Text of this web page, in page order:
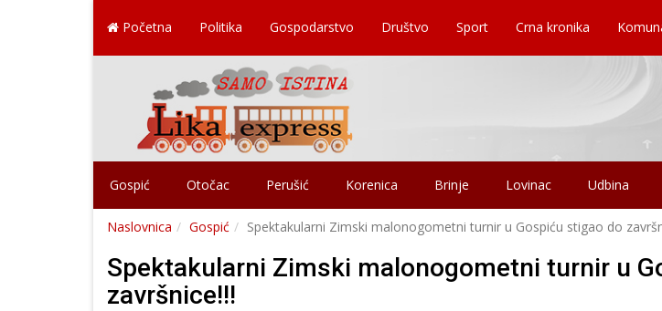
Početna Politika Gospodarstvo Društvo Sport Crna kronika
Gospić Otočac Perušić Korenica Brinje Lovinac Udbina
Naslovnica Gospić Spektakularni Zimski malonogometni turnir u Gospiću stigao do
Spektakularni Zimski malonogometni turnir u
završnice!!!